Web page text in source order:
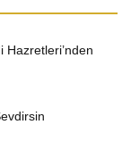
Hazretleri’nden